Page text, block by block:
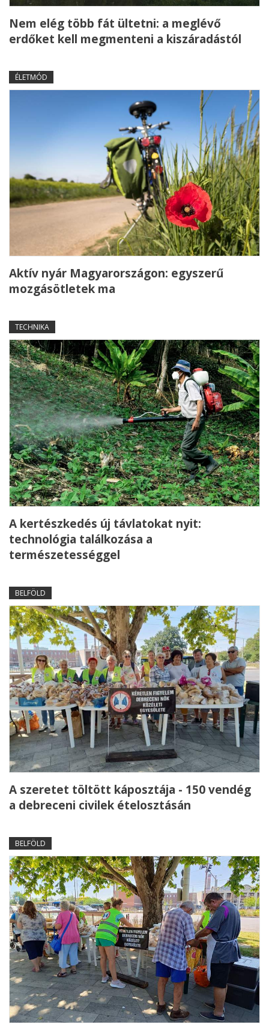
Nem elég több fát ültetni: a meglévő
erdőket kell megmenteni a kiszáradástól
ÉLETMÓD
Aktív nyár Magyarországon: egyszerű
mozgásötletek ma
TECHNIKA
A kertészkedés új távlatokat nyit:
technológia találkozása a
természetességgel
BELFÖLD
A szeretet töltött káposztája - 150 vendég
a debreceni civilek ételosztásán
BELFÖLD